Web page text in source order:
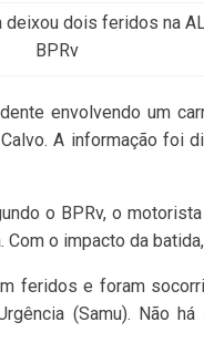
dois feridos na
BPRv
envolvendo um
A informação foi
o BPRv, o
o impacto da
feridos e foram
(Samu). Não